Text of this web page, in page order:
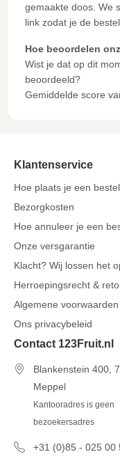
gemaakte doos. We
link zodat je de
Hoe beoordelen
Wist je dat op dit
beoordeeld?
Gemiddelde score
Klantenservice
Hoe plaats je een
Bezorgkosten
Hoe annuleer je een
Onze versgarantie
Klacht? Wij lossen het
Herroepingsrecht &
Algemene voorwaarden
Ons privacybeleid
Contact 123Fruit.nl
Blankenstein 400,
Meppel
Kantooradres is geen
bezoekersadres
+31 (0)85 - 025 00